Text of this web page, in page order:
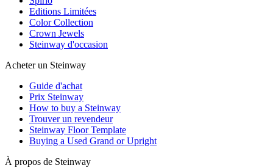
Editions Limitées
Color Collection
Crown Jewels
Steinway d'occasion
Acheter un Steinway
Guide d'achat
Prix Steinway
How to buy a Steinway
Trouver un revendeur
Steinway Floor Template
Buying a Used Grand or Upright
À propos de Steinway